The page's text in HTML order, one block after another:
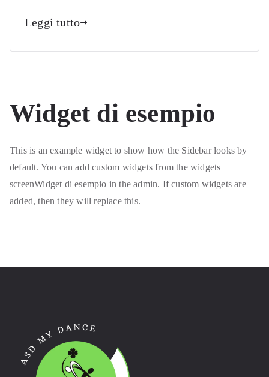
Leggi tutto
Widget di esempio
This is an example widget to show how the Sidebar looks by
default. You can add custom widgets from the widgets
screenWidget di esempio in the admin. If custom widgets are
added, then they will replace this.